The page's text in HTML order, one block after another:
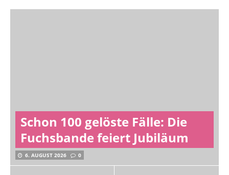
Schon 100 gelöste Fälle: Die
Fuchsbande feiert Jubiläum
6. AUGUST 2026 0